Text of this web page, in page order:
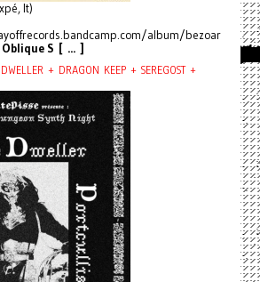
It)
album/bezoar
Oblique S [ ... ]
+ DRAGON KEEP + SEREGOST +